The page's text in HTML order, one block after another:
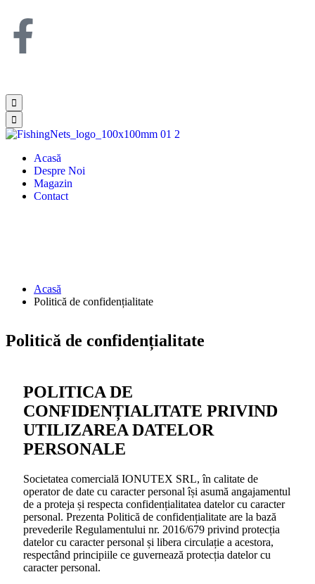
Acasă
Despre Noi
Magazin
Contact
Acasă
Politică de confidențialitate
Politică de confidențialitate
POLITICA DE
CONFIDENȚIALITATE PRIVIND
UTILIZAREA DATELOR
PERSONALE
Societatea comercială IONUTEX SRL, în calitate de
operator de date cu caracter personal își asumă angajamentul
de a proteja și respecta confidențialitatea datelor cu caracter
personal. Prezenta Politică de confidențialitate are la bază
prevederile Regulamentului nr. 2016/679 privind protecția
datelor cu caracter personal și libera circulație a acestora,
respectând principiile ce guvernează protecția datelor cu
caracter personal.